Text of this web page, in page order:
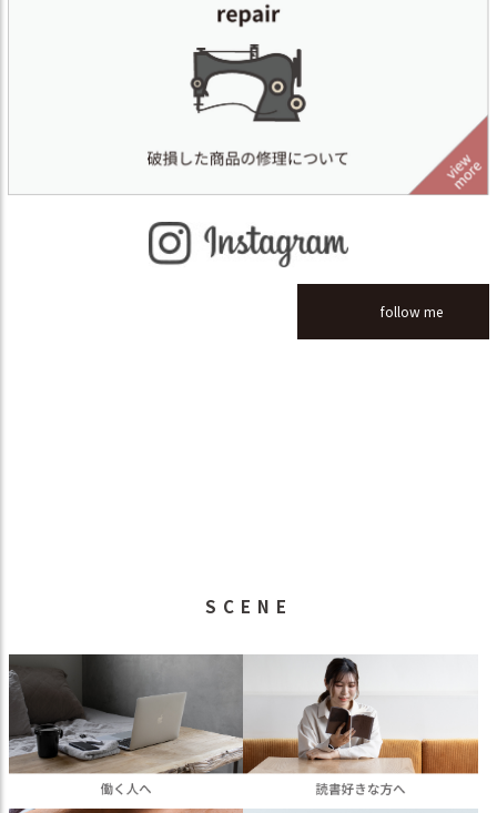
follow me
SCENE